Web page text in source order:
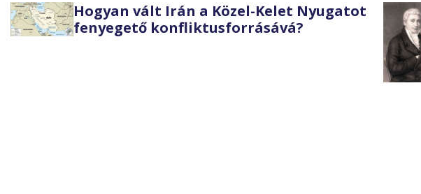
Hogyan vált Irán a Közel-Kelet Nyugatot
fenyegető konfliktusforrásává?